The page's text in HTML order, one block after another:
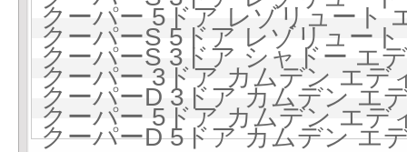
クーパー 5ドア レゾリュー
クーパーS 5ドア レゾリュー
クーパーS 3ドア シャドー
クーパー 3ドア カムデン エ
クーパーD 3ドア カムデン
クーパー 5ドア カムデン エ
クーパーD 5ドア カムデン